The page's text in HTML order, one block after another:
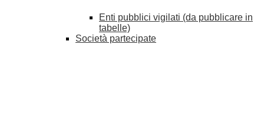
Enti pubblici vigilati (da pubblicare in
tabelle)
Società partecipate